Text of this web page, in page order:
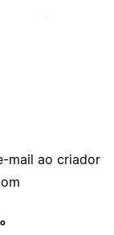
mail ao criador